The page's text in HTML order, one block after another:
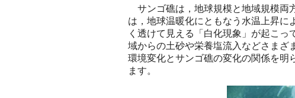
サンゴ礁は，地球規模と地域規模両
は，地球温暖化にともなう水温上昇に
く透けて見える「白化現象」が起こ
域からの土砂や栄養塩流入などさまざ
環境変化とサンゴ礁の変化の関係を明
ます。